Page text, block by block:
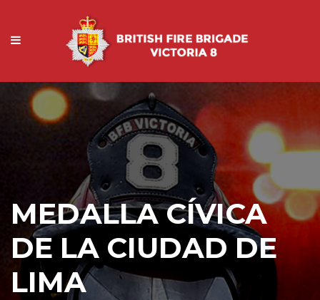
MEDALLA CÍVICA
DE LA CIUDAD DE
LIMA